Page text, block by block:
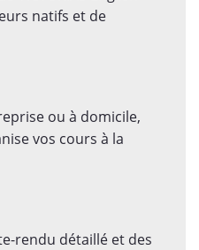
natifs et de
ou à domicile,
vos cours à la
rendu détaillé et des